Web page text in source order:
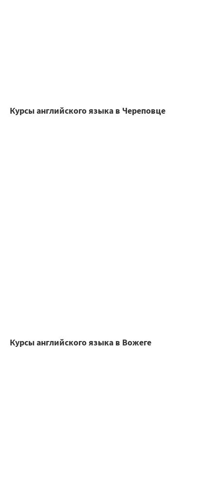
Курсы английского языка в Череповце
Курсы английского языка в Вожеге